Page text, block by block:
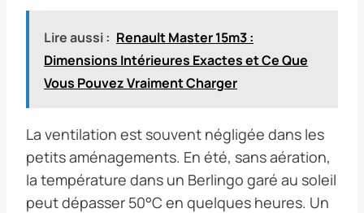
Lire aussi : Renault Master 15m3 :
Dimensions Intérieures Exactes et Ce Que
Vous Pouvez Vraiment Charger
La ventilation est souvent négligée dans les
petits aménagements. En été, sans aération,
la température dans un Berlingo garé au soleil
peut dépasser 50°C en quelques heures. Un